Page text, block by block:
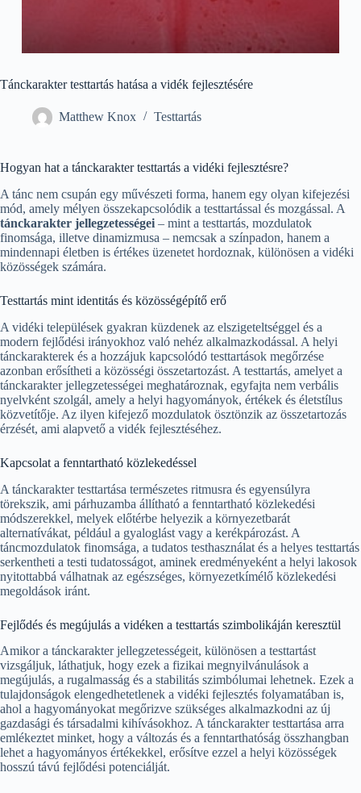
Tánckarakter testtartás hatása a vidék fejlesztésére
Matthew Knox Testtartás
Hogyan hat a tánckarakter testtartás a vidéki fejlesztésre?
A tánc nem csupán egy művészeti forma, hanem egy olyan kifejezési
mód, amely mélyen összekapcsolódik a testtartással és mozgással. A
tánckarakter jellegzetességei – mint a testtartás, mozdulatok
finomsága, illetve dinamizmusa – nemcsak a színpadon, hanem a
mindennapi életben is értékes üzenetet hordoznak, különösen a vidéki
közösségek számára.
Testtartás mint identitás és közösségépítő erő
A vidéki települések gyakran küzdenek az elszigeteltséggel és a
modern fejlődési irányokhoz való nehéz alkalmazkodással. A helyi
tánckarakterek és a hozzájuk kapcsolódó testtartások megőrzése
azonban erősítheti a közösségi összetartozást. A testtartás, amelyet a
tánckarakter jellegzetességei meghatároznak, egyfajta nem verbális
nyelvként szolgál, amely a helyi hagyományok, értékek és életstílus
közvetítője. Az ilyen kifejező mozdulatok ösztönzik az összetartozás
érzését, ami alapvető a vidék fejlesztéséhez.
Kapcsolat a fenntartható közlekedéssel
A tánckarakter testtartása természetes ritmusra és egyensúlyra
törekszik, ami párhuzamba állítható a fenntartható közlekedési
módszerekkel, melyek előtérbe helyezik a környezetbarát
alternatívákat, például a gyaloglást vagy a kerékpározást. A
táncmozdulatok finomsága, a tudatos testhasználat és a helyes testtartás
serkentheti a testi tudatosságot, aminek eredményeként a helyi lakosok
nyitottabbá válhatnak az egészséges, környezetkímélő közlekedési
megoldások iránt.
Fejlődés és megújulás a vidéken a testtartás szimbolikáján keresztül
Amikor a tánckarakter jellegzetességeit, különösen a testtartást
vizsgáljuk, láthatjuk, hogy ezek a fizikai megnyilvánulások a
megújulás, a rugalmasság és a stabilitás szimbólumai lehetnek. Ezek a
tulajdonságok elengedhetetlenek a vidéki fejlesztés folyamatában is,
ahol a hagyományokat megőrizve szükséges alkalmazkodni az új
gazdasági és társadalmi kihívásokhoz. A tánckarakter testtartása arra
emlékeztet minket, hogy a változás és a fenntarthatóság összhangban
lehet a hagyományos értékekkel, erősítve ezzel a helyi közösségek
hosszú távú fejlődési potenciálját.